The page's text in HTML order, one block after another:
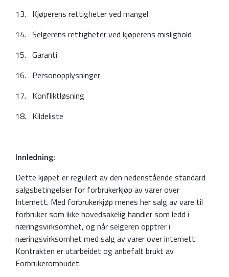
13. Kjøperens rettigheter ved mangel
14. Selgerens rettigheter ved kjøperens mislighold
15. Garanti
16. Personopplysninger
17. Konfliktløsning
18. Kildeliste
Innledning:
Dette kjøpet er regulert av den nedenstående standard
salgsbetingelser for forbrukerkjøp av varer over
Internett. Med forbrukerkjøp menes her salg av vare til
forbruker som ikke hovedsakelig handler som ledd i
næringsvirksomhet, og når selgeren opptrer i
næringsvirksomhet med salg av varer over internett.
Kontrakten er utarbeidet og anbefalt brukt av
Forbrukerombudet.